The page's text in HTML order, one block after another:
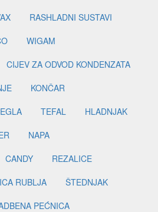
RASHLADNI SUSTAVI
WIGAM
CIJEV ZA ODVOD KONDENZATA
KONČAR
TEFAL
HLADNJAK
NAPA
CANDY
REZALICE
RUBLJA
ŠTEDNJAK
PEĆNICA